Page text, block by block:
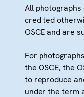
All photographs
credited
OSCE and are
For
the OSCE, the
to reproduce
under the term